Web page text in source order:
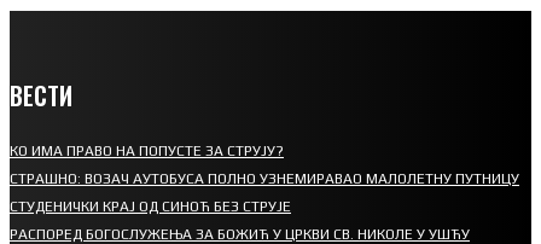
ВЕСТИ
КО ИМА ПРАВО НА ПОПУСТЕ ЗА СТРУЈУ?
СТРАШНО: ВОЗАЧ АУТОБУСА ПОЛНО УЗНЕМИРАВАО МАЛОЛЕТНУ ПУТНИЦУ
СТУДЕНИЧКИ КРАЈ ОД СИНОЋ БЕЗ СТРУЈЕ
РАСПОРЕД БОГОСЛУЖЕЊА ЗА БОЖИЋ У ЦРКВИ СВ. НИКОЛЕ У УШЋУ